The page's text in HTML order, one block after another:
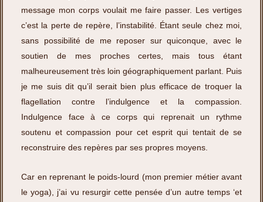
message mon corps voulait me faire passer. Les vertiges
c’est la perte de repère, l’instabilité. Étant seule chez moi,
sans possibilité de me reposer sur quiconque, avec le
soutien de mes proches certes, mais tous étant
malheureusement très loin géographiquement parlant. Puis
je me suis dit qu’il serait bien plus efficace de troquer la
flagellation contre l’indulgence et la compassion.
Indulgence face à ce corps qui reprenait un rythme
soutenu et compassion pour cet esprit qui tentait de se
reconstruire des repères par ses propres moyens.
Car en reprenant le poids-lourd (mon premier métier avant
le yoga), j’ai vu resurgir cette pensée d’un autre temps ‘et